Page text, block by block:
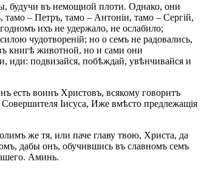
будучи въ немощной плоти. Однако, они
– Петръ, тамо – Антоніи, тамо – Сергій,
ихъ не удержало, не ослабило;
чудотвореній; но о семъ не радовались,
книгѣ животной, но и сами они
иди: подвизайся, побѣждай, увѣнчивайся и
есть воинъ Христовъ, всякому говоритъ
Іисуса, Иже вмѣсто предлежащія
же тя, или паче главу твою, Христа, да
дабы онъ, обучившись въ славномъ семъ
Аминь.